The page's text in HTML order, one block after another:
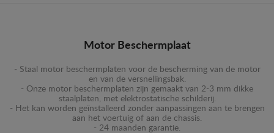
Motor Beschermplaat
- Staal motor beschermplaten voor de bescherming van de motor
en van de versnellingsbak.
- Onze motor beschermplaten zijn gemaakt van 2-3 mm dikke
staalplaten, met elektrostatische schilderij.
- Het kan worden geïnstalleerd zonder aanpassingen aan te brengen
aan het voertuig of aan de chassis.
- 24 maanden garantie.